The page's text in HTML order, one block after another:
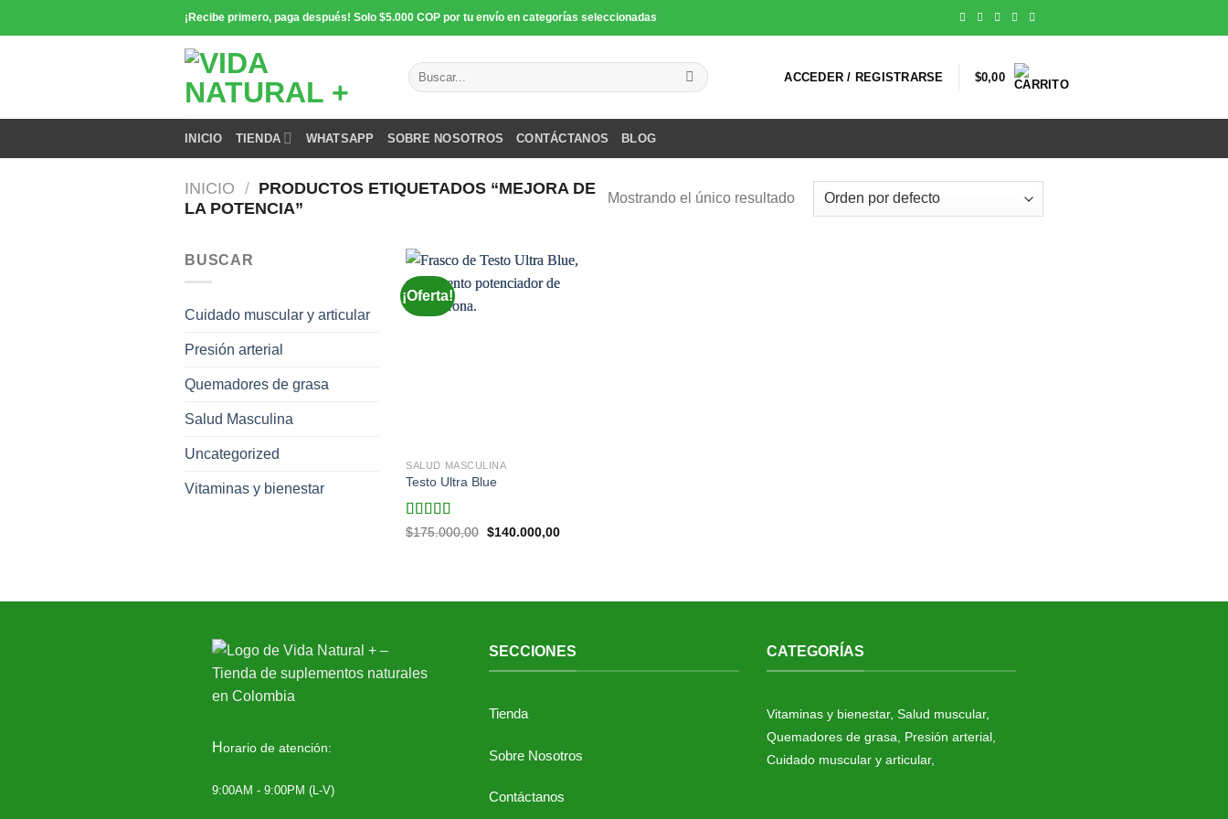
contenido
¡Recibe primero, paga después! Solo $5.000 COP por tu envío en categorías seleccionadas
Buscar
por:
ACCEDER / REGISTRARSE $0,00
INICIO TIENDA WHATSAPP SOBRE NOSOTROS CONTÁCTANOS BLOG
INICIO / PRODUCTOS ETIQUETADOS “MEJORA DE
LA POTENCIA”
Mostrando el único resultado
BUSCAR
Cuidado muscular y articular
Presión arterial
Quemadores de grasa
Salud Masculina
Uncategorized
Vitaminas y bienestar
¡Oferta!
SALUD MASCULINA
Testo Ultra Blue
Valorado en
$175.000,00 Original
$140.000,00Current
Horario de atención:
9:00AM - 9:00PM (L-V)
SECCIONES
Tienda
Sobre Nosotros
Contáctanos
CATEGORÍAS
Vitaminas y bienestar, Salud muscular,
Quemadores de grasa
Presión arterial,
Cuidado muscular y articular,